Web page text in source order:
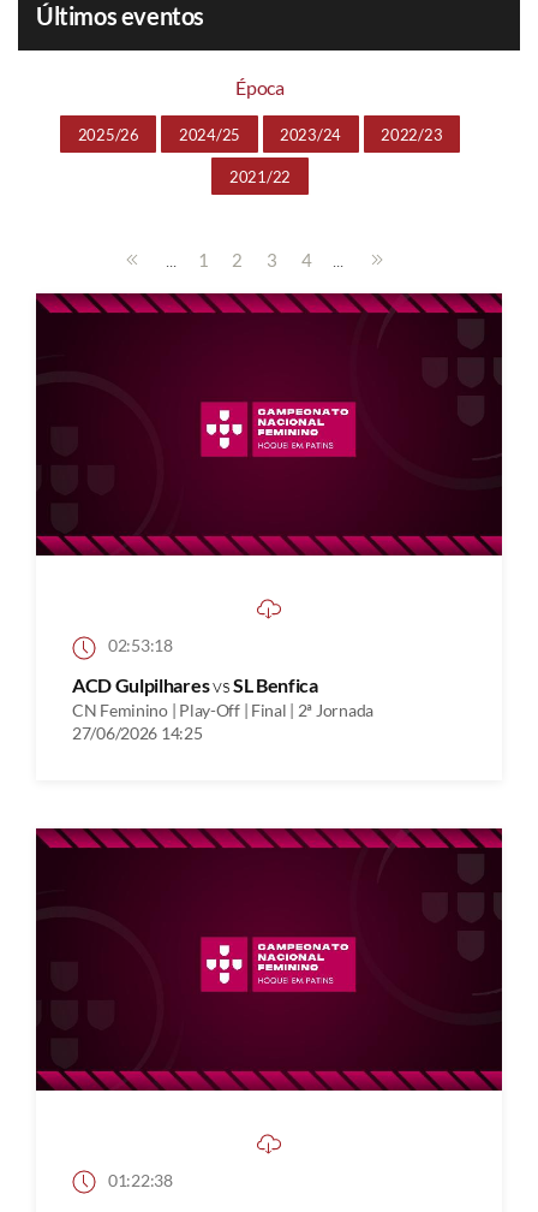
Últimos eventos
Época
2025/26 2024/25 2023/24 2022/23
2021/22
... 1 2 3 4 ...
02:53:18
ACD GulpilharesvsSL Benfica
CN Feminino | Play-Off | Final | 2ª Jornada
27/06/2026 14:25
01:22:38